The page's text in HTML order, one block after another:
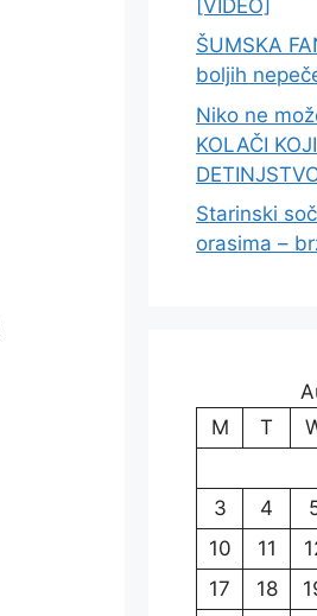
[VIDEO]
ŠUMSKA
boljih
Niko ne
KOLAČI
Starinski
orasima –
M
T
3
4
10
11
17
18